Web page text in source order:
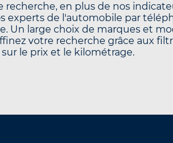
recherche, en plus de nos
experts de l'automobile par
Un large choix de marques et
votre recherche grâce aux
le prix et le kilométrage.